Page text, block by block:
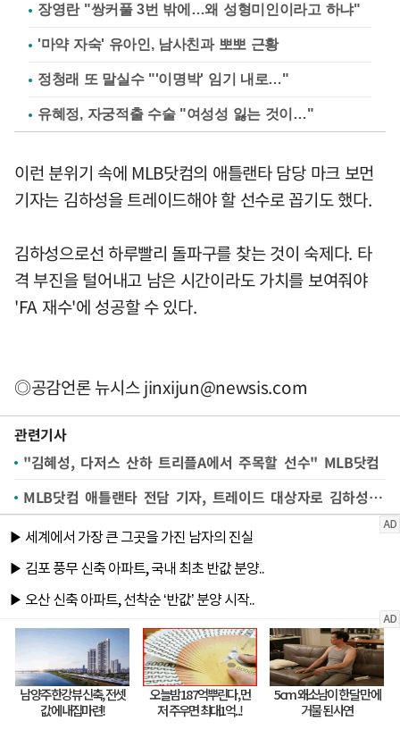
장영란 "쌍커풀 3번 밖에…왜 성형미인이라고 하냐"
'마약 자숙' 유아인, 남사친과 뽀뽀 근황
정청래 또 말실수 "'이명박' 임기 내로…"
유혜정, 자궁적출 수술 "여성성 잃는 것이…"
이런 분위기 속에 MLB닷컴의 애틀랜타 담당 마크 보먼
기자는 김하성을 트레이드해야 할 선수로 꼽기도 했다.
김하성으로선 하루빨리 돌파구를 찾는 것이 숙제다. 타
격 부진을 털어내고 남은 시간이라도 가치를 보여줘야
'FA 재수'에 성공할 수 있다.
◎공감언론 뉴시스jinxijun@newsis.com
관련기사
"김혜성, 다저스 산하 트리플A에서 주목할 선수" MLB닷컴
MLB닷컴 애틀랜타 전담 기자, 트레이드 대상자로 김하성 언급